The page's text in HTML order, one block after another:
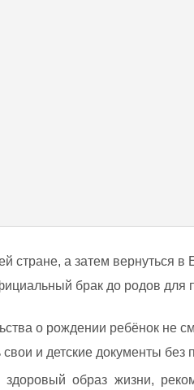
стране, а затем вернуться в
брак до родов для
о рождении ребёнок не
свои и детские документы без
образ жизни,